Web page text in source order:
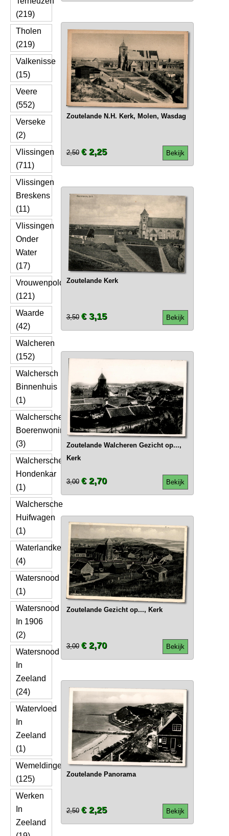
(219)
Tholen
(219)
Valkenisse
(15)
Veere
(552)
Verseke
(2)
Vlissingen
(711)
Vlissingen
Breskens
(11)
Vlissingen
Onder
Water
(17)
Vrouwenpolder
(121)
Waarde
(42)
Walcheren
(152)
Walchersch
Binnenhuis
(1)
Walchersche
Boerenwoning
(3)
Walchersche
Hondenkar
(1)
Walchersche
Huifwagen
(1)
Waterlandkerkje
(4)
Watersnood
(1)
Watersnood
In 1906
(2)
Watersnood
In
Zeeland
(24)
Watervloed
In
Zeeland
(1)
Wemeldinge
(125)
Werken
In
Zeeland
Zoutelande N.H. Kerk, Molen, Wasdag
Bekijk
2,50 € 2,25
Zoutelande Kerk
Bekijk
3,50 € 3,15
Zoutelande Walcheren Gezicht op...,
Kerk
Bekijk
3,00 € 2,70
Zoutelande Gezicht op..., Kerk
Bekijk
3,00 € 2,70
Zoutelande Panorama
Bekijk
2,50 € 2,25